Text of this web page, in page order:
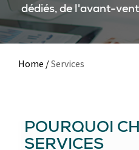
dédiés, de l'avant-
Home /Services
POURQUOI
SERVICES